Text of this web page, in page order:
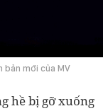
mới của MV
hề bị gỡ xuống